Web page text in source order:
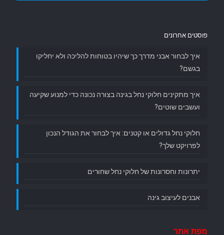
פוסטים אחרונים
איך לבחור אבני מדרך כך שיהיו בטוחות להליכה ולא יחליקו
בגשם?
איך מתקינים חלוקי נחל בגינה בצורה נכונה כדי למנוע שקיעה
ועשבים שוטים?
חלוקי נחל גדולים או קטנים: איך לבחור את הגודל הנכון
לפרויקט שלך?
יתרונות וחסרונות של חלוקי נחל שחורים
אבנים לעיצוב גינה
מפת אתר